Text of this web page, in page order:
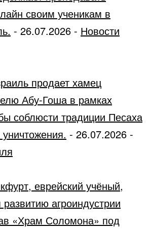
своим ученикам в
- 26.07.2026 - Новости
продает хамец
Абу-Гоша в рамках
соблюсти традиции Песаха
- 26.07.2026 -
еврейский учёный,
агроиндустрии
«Храм Соломона» под